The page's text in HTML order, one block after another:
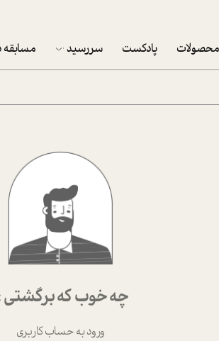
محصولات پادکست سررسید
پکيج نوروزي موفقيت
تقویم رومیزی
تقویم دیواری
مسابقه
چه خوب که برگشتی
ورود به حساب کاربری